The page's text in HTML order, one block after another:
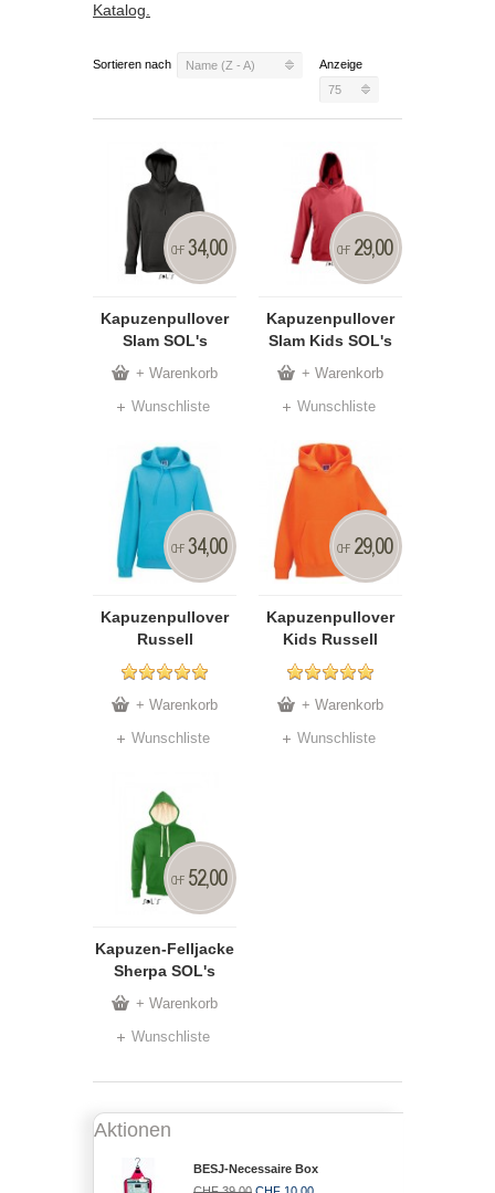
Katalog.
Sortieren nach Name (Z - A)
Anzeige
75
Kapuzenpullover
Slam SOL's
CHF 34,00
+ Warenkorb
Wunschliste
Kapuzenpullover
Slam Kids SOL's
CHF 29,00
+ Warenkorb
Wunschliste
Kapuzenpullover
Russell
CHF 34,00
+ Warenkorb
Wunschliste
Kapuzenpullover
Kids Russell
CHF 29,00
+ Warenkorb
Wunschliste
Kapuzen-Felljacke
Sherpa SOL's
CHF 52,00
+ Warenkorb
Wunschliste
Aktionen
BESJ-Necessaire Box